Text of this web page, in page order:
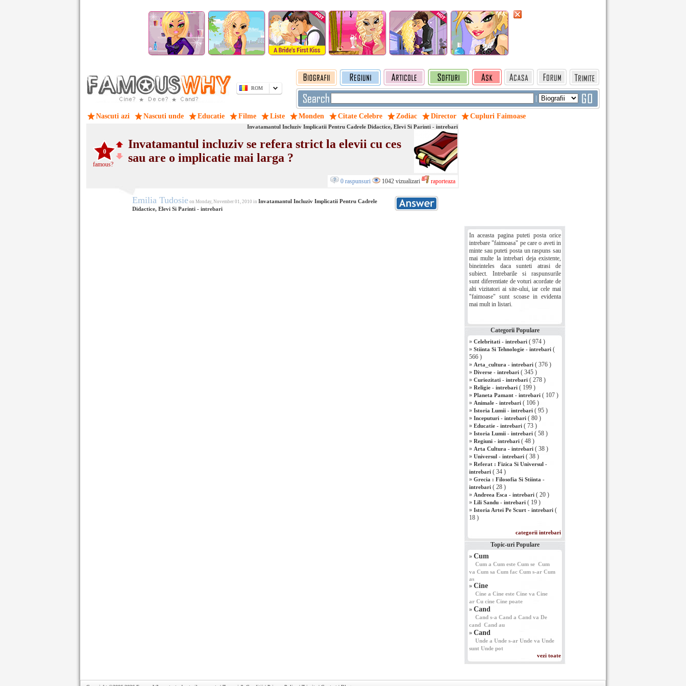
ROM
|
Nascuti azi Nascuti unde Educatie Filme Liste Monden Citate Celebre Zodiac Director Cupluri Faimoase
0
famous?
Invatamantul Incluziv Implicatii Pentru Cadrele Didactice, Elevi Si Parinti - intrebari
Invatamantul incluziv se refera strict la elevii cu ces
sau are o implicatie mai larga ?
0 raspunsuri 1042 vizualizari raporteaza
Emilia Tudosie on Monday, November 01, 2010 in Invatamantul Incluziv Implicatii Pentru Cadrele
Didactice, Elevi Si Parinti - intrebari
In aceasta pagina puteti posta orice
intrebare "faimoasa" pe care o aveti in
minte sau puteti posta un raspuns sau
mai multe la intrebari deja existente,
bineinteles daca sunteti atrasi de
subiect. Intrebarile si raspunsurile
sunt diferentiate de voturi acordate de
alti vizitatori ai site-ului, iar cele mai
"faimoase" sunt scoase in evidenta
mai mult in listari.
Categorii Populare
» Celebritati - intrebari ( 974 )
» Stiinta Si Tehnologie - intrebari (
566 )
» Arta_cultura - intrebari ( 376 )
» Diverse - intrebari ( 345 )
» Curiozitati - intrebari ( 278 )
» Religie - intrebari ( 199 )
» Planeta Pamant - intrebari ( 107 )
» Animale - intrebari ( 106 )
» Istoria Lumii - intrebari ( 95 )
» Inceputuri - intrebari ( 80 )
» Educatie - intrebari ( 73 )
» Istoria Lumii - intrebari ( 58 )
» Regiuni - intrebari ( 48 )
» Arta Cultura - intrebari ( 38 )
» Universul - intrebari ( 38 )
» Referat : Fizica Si Universul -
intrebari ( 34 )
» Grecia : Filosofia Si Stiinta -
intrebari ( 28 )
» Andreea Esca - intrebari ( 20 )
» Lili Sandu - intrebari ( 19 )
» Istoria Artei Pe Scurt - intrebari (
18 )
categorii intrebari
Topic-uri Populare
» Cum
Cum a Cum este Cum se Cum
va Cum sa Cum fac Cum s-ar Cum
as
» Cine
Cine a Cine este Cine va Cine
ar Cu cine Cine poate
» Cand
Cand s-a Cand a Cand va De
cand Cand au
» Cand
Unde a Unde s-ar Unde va Unde
sunt Unde pot
vezi toate